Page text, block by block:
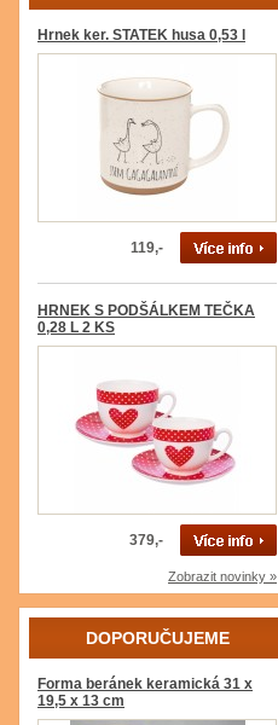
Hrnek ker. STATEK husa 0,53 l
119,-
HRNEK S PODŠÁLKEM TEČKA
0,28 L 2 KS
379,-
Zobrazit novinky »
DOPORUČUJEME
Forma beránek keramická 31 x
19,5 x 13 cm